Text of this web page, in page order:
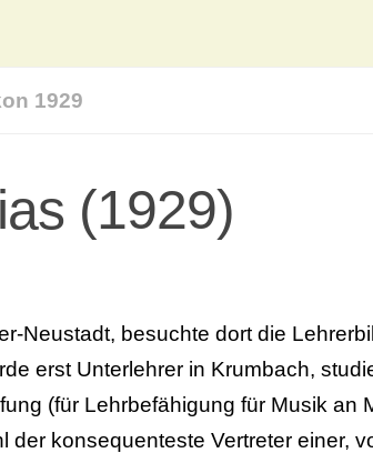
1929
(1929)
Neustadt, besuchte dort die
erst Unterlehrer in Krumbach,
(für Lehrbefähigung für Musik an
konsequenteste Vertreter einer,